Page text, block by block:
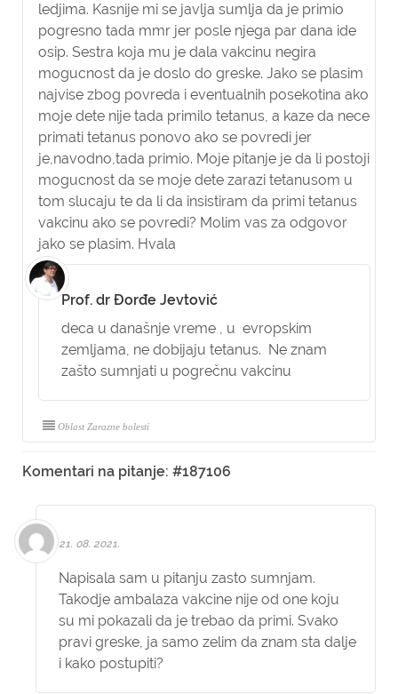
ledjima. Kasnije mi se javlja sumlja da je primio
pogresno tada mmr jer posle njega par dana ide
osip. Sestra koja mu je dala vakcinu negira
mogucnost da je doslo do greske. Jako se plasim
najvise zbog povreda i eventualnih posekotina ako
moje dete nije tada primilo tetanus, a kaze da nece
primati tetanus ponovo ako se povredi jer
je,navodno,tada primio. Moje pitanje je da li postoji
mogucnost da se moje dete zarazi tetanusom u
tom slucaju te da li da insistiram da primi tetanus
vakcinu ako se povredi? Molim vas za odgovor
jako se plasim. Hvala
Prof. dr Đorđe Jevtović
deca u današnje vreme , u evropskim
zemljama, ne dobijaju tetanus. Ne znam
zašto sumnjati u pogrečnu vakcinu
Oblast Zarazne bolesti
Komentari na pitanje: #187106
21. 08. 2021.
Napisala sam u pitanju zasto sumnjam.
Takodje ambalaza vakcine nije od one koju
su mi pokazali da je trebao da primi. Svako
pravi greske, ja samo zelim da znam sta dalje
i kako postupiti?